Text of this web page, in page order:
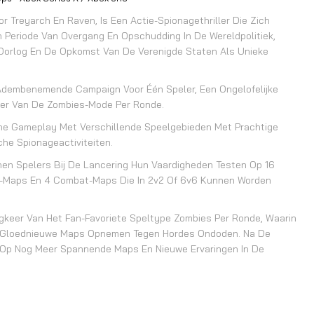
Treyarch En Raven, Is Een Actie-Spionagethriller Die Zich
Van Overgang En Opschudding In De Wereldpolitiek,
En De Opkomst Van De Verenigde Staten Als Unieke
Campaign Voor Één Speler, Een Ongelofelijke
Van De Zombies-Mode Per Ronde.
Gameplay Met Verschillende Speelgebieden Met Prachtige
Spionageactiviteiten.
Spelers Bij De Lancering Hun Vaardigheden Testen Op 16
En 4 Combat-Maps Die In 2v2 Of 6v6 Kunnen Worden
Van Het Fan-Favoriete Speltype Zombies Per Ronde, Waarin
Maps Opnemen Tegen Hordes Ondoden. Na De
Nog Meer Spannende Maps En Nieuwe Ervaringen In De